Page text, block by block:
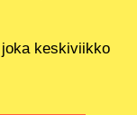
keskiviikko